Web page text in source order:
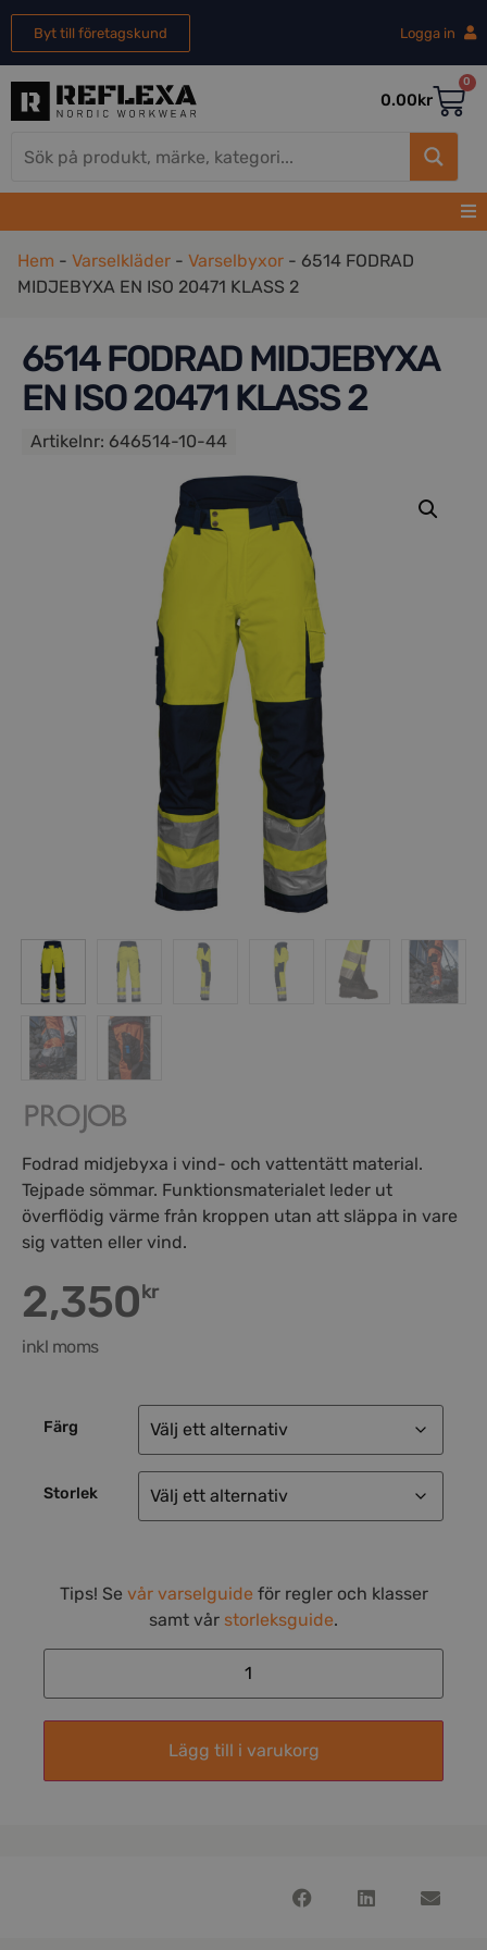
Byt till företagskund Logga in
0.00kr
0
Hem - Varselkläder - Varselbyxor - 6514 FODRAD
MIDJEBYXA EN ISO 20471 KLASS 2
6514 FODRAD MIDJEBYXA
EN ISO 20471 KLASS 2
Artikelnr: 646514-10-44
Fodrad midjebyxa i vind- och vattentätt material.
Tejpade sömmar. Funktionsmaterialet leder ut
överflödig värme från kroppen utan att släppa in vare
sig vatten eller vind.
2,350kr
inkl moms
Färg
Storlek
Tips! Se vår varselguide för regler och klasser
samt vår storleksguide.
Lägg till i varukorg